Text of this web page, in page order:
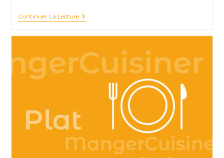
Continuer La LectureCouscous
Automnal